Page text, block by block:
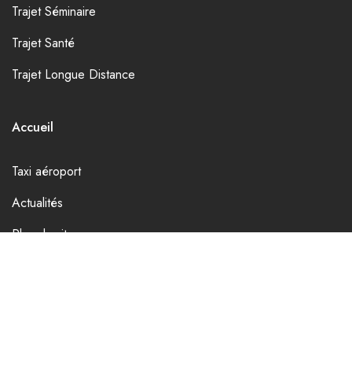
Trajet Séminaire
Trajet Santé
Trajet Longue Distance
Accueil
Taxi aéroport
Actualités
Plan du site